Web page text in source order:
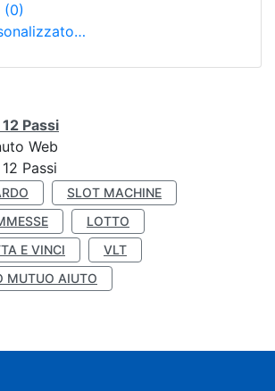
(0)
Passi
Web
Passi
SLOT MACHINE
LOTTO
E VINCI
VLT
MUTUO AIUTO